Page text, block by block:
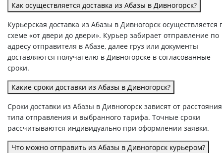
Как осуществляется доставка из Абазы в Дивногорск?
Курьерская доставка из Абазы в Дивногорск осуществляется
схеме «от двери до двери». Курьер забирает отправление по
адресу отправителя в Абазе, далее груз или документы
доставляются получателю в Дивногорске в согласованные
сроки.
Какие сроки доставки из Абазы в Дивногорск?
Сроки доставки из Абазы в Дивногорск зависят от
типа отправления и выбранного тарифа. Точные сроки
рассчитываются индивидуально при оформлении заявки.
Что можно отправить из Абазы в Дивногорск курьером?